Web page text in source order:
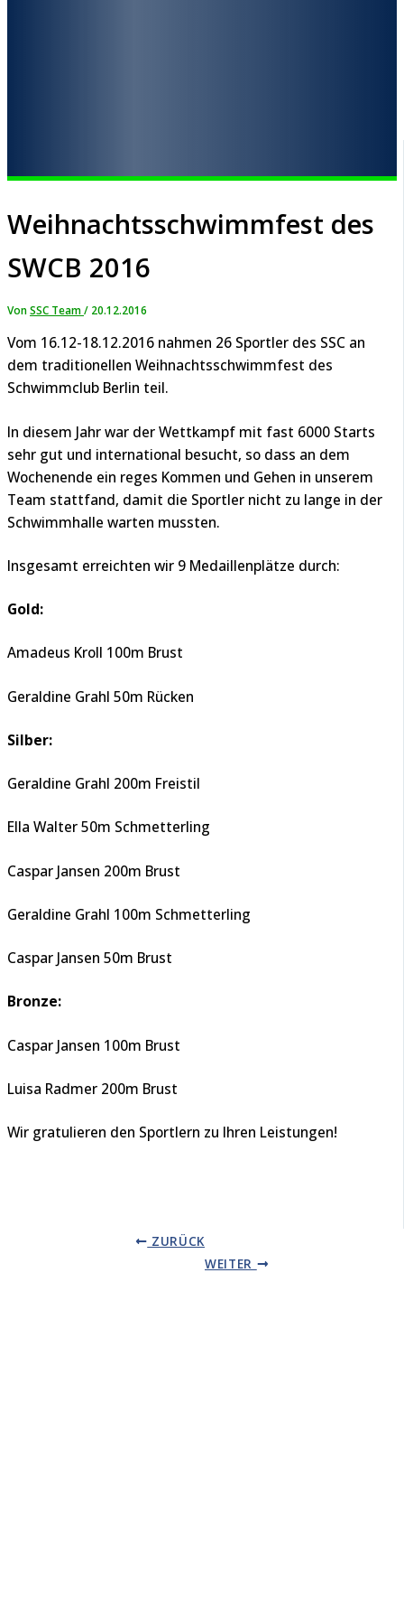
Weihnachtsschwimmfest des
SWCB 2016
VonSSC Team/ 20.12.2016
Vom 16.12-18.12.2016 nahmen 26 Sportler des SSC an
dem traditionellen Weihnachtsschwimmfest des
Schwimmclub Berlin teil.
In diesem Jahr war der Wettkampf mit fast 6000 Starts
sehr gut und international besucht, so dass an dem
Wochenende ein reges Kommen und Gehen in unserem
Team stattfand, damit die Sportler nicht zu lange in der
Schwimmhalle warten mussten.
Insgesamt erreichten wir 9 Medaillenplätze durch:
Gold:
Amadeus Kroll 100m Brust
Geraldine Grahl 50m Rücken
Silber:
Geraldine Grahl 200m Freistil
Ella Walter 50m Schmetterling
Caspar Jansen 200m Brust
Geraldine Grahl 100m Schmetterling
Caspar Jansen 50m Brust
Bronze:
Caspar Jansen 100m Brust
Luisa Radmer 200m Brust
Wir gratulieren den Sportlern zu Ihren Leistungen!
ZURÜCK
WEITER